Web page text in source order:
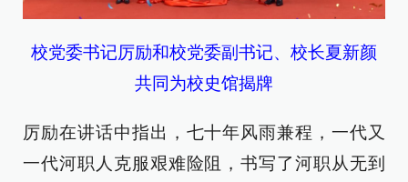
校党委书记厉励和校党委副书记、校长夏新颜
共同为校史馆揭牌
厉励在讲话中指出，七十年风雨兼程，一代又
一代河职人克服艰难险阻，书写了河职从无到